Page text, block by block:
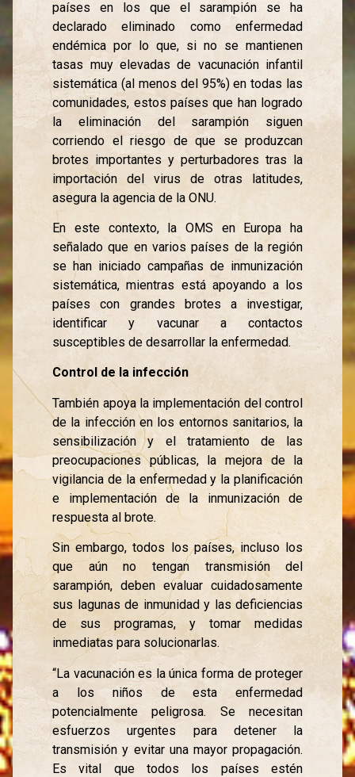
países en los que el sarampión se ha
declarado eliminado como enfermedad
endémica por lo que, si no se mantienen
tasas muy elevadas de vacunación infantil
sistemática (al menos del 95%) en todas las
comunidades, estos países que han logrado
la eliminación del sarampión siguen
corriendo el riesgo de que se produzcan
brotes importantes y perturbadores tras la
importación del virus de otras latitudes,
asegura la agencia de la ONU.
En este contexto, la OMS en Europa ha
señalado que en varios países de la región
se han iniciado campañas de inmunización
sistemática, mientras está apoyando a los
países con grandes brotes a investigar,
identificar y vacunar a contactos
susceptibles de desarrollar la enfermedad.
Control de la infección
También apoya la implementación del control
de la infección en los entornos sanitarios, la
sensibilización y el tratamiento de las
preocupaciones públicas, la mejora de la
vigilancia de la enfermedad y la planificación
e implementación de la inmunización de
respuesta al brote.
Sin embargo, todos los países, incluso los
que aún no tengan transmisión del
sarampión, deben evaluar cuidadosamente
sus lagunas de inmunidad y las deficiencias
de sus programas, y tomar medidas
inmediatas para solucionarlas.
“La vacunación es la única forma de proteger
a los niños de esta enfermedad
potencialmente peligrosa. Se necesitan
esfuerzos urgentes para detener la
transmisión y evitar una mayor propagación.
Es vital que todos los países estén